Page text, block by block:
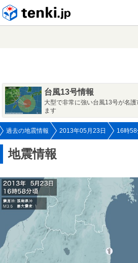
台風13号情報
大型で非常に強い台風13号が名
ます
過去の地震情報 2013年05月23日 16時
地震情報